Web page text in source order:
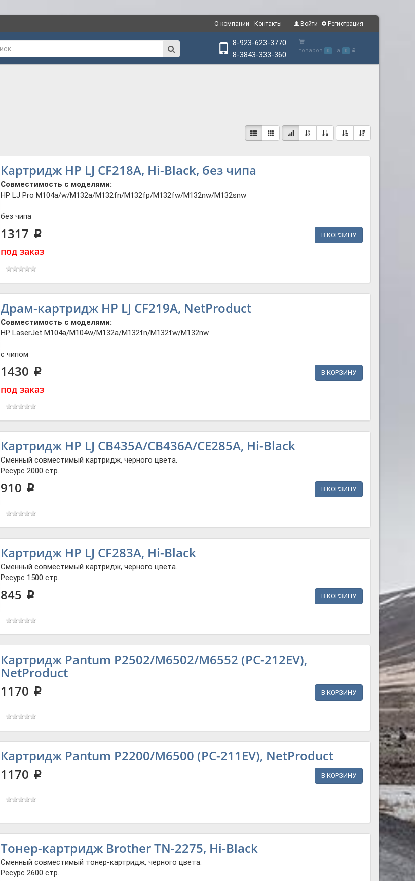
Войти Регистрация
О компании Контакты
8-923-623-3770
8-3843-333-360
товаров 0 на 0 p
Картридж HP LJ CF218A, Hi-Black, без чипа
Совместимость с моделями:
HP LJ Pro M104a/w/M132a/M132fn/M132fp/M132fw/M132nw/M132snw
без чипа
1317 p
под заказ
В КОРЗИНУ
Драм-картридж HP LJ CF219A, NetProduct
Совместимость с моделями:
HP LaserJet M104a/M104w/M132a/M132fn/M132fw/M132nw
c чипом
1430 p
под заказ
В КОРЗИНУ
Картридж HP LJ CB435A/CB436A/CE285A, Hi-Black
Сменный совместимый картридж, черного цвета.
Ресурс 2000 стр.
910 p В КОРЗИНУ
Картридж HP LJ CF283A, Hi-Black
Сменный совместимый картридж, черного цвета.
Ресурс 1500 стр.
845 p В КОРЗИНУ
Картридж Pantum P2502/M6502/M6552 (PC-212EV),
NetProduct
1170 p В КОРЗИНУ
Картридж Pantum P2200/M6500 (PC-211EV), NetProduct
1170 p В КОРЗИНУ
Тонер-картридж Brother TN-2275, Hi-Black
Сменный совместимый тонер-картридж, черного цвета.
Ресурс 2600 стр.